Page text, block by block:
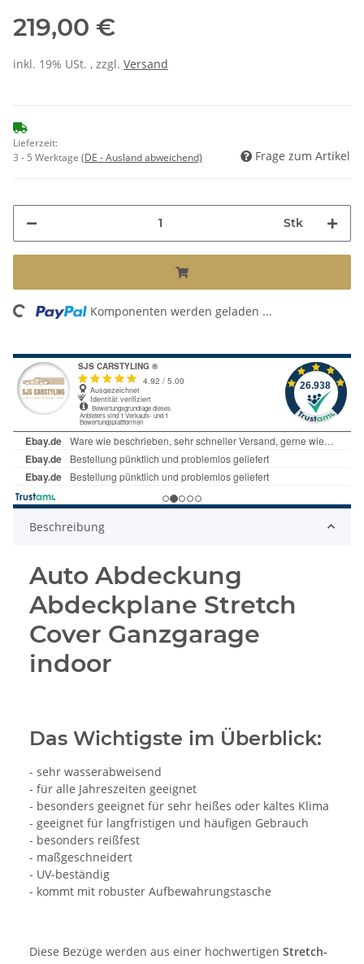
219,00 €
inkl. 19% USt. , zzgl. Versand
Lieferzeit:
3 - 5 Werktage (DE - Ausland abweichend) Frage zum Artikel
Stk
Komponenten werden geladen ...
Beschreibung
Auto Abdeckung
Abdeckplane Stretch
Cover Ganzgarage
indoor
Das Wichtigste im Überblick:
- sehr wasserabweisend
- für alle Jahreszeiten geeignet
- besonders geeignet für sehr heißes oder kaltes Klima
- geeignet für langfristigen und häufigen Gebrauch
- besonders reißfest
- maßgeschneidert
- UV-beständig
- kommt mit robuster Aufbewahrungstasche
Diese Bezüge werden aus einer hochwertigen Stretch-